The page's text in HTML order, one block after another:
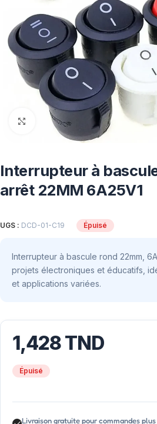
Click to enlarge
Interrupteur à
arrêt 22MM 6A25V1
UGS : DCD-01-C19 Épuisé
Interrupteur à bascule rond 22mm,
projets électroniques et éducatifs,
et applications variées.
1,428TND
Épuisé
Livraison gratuite pour commandes